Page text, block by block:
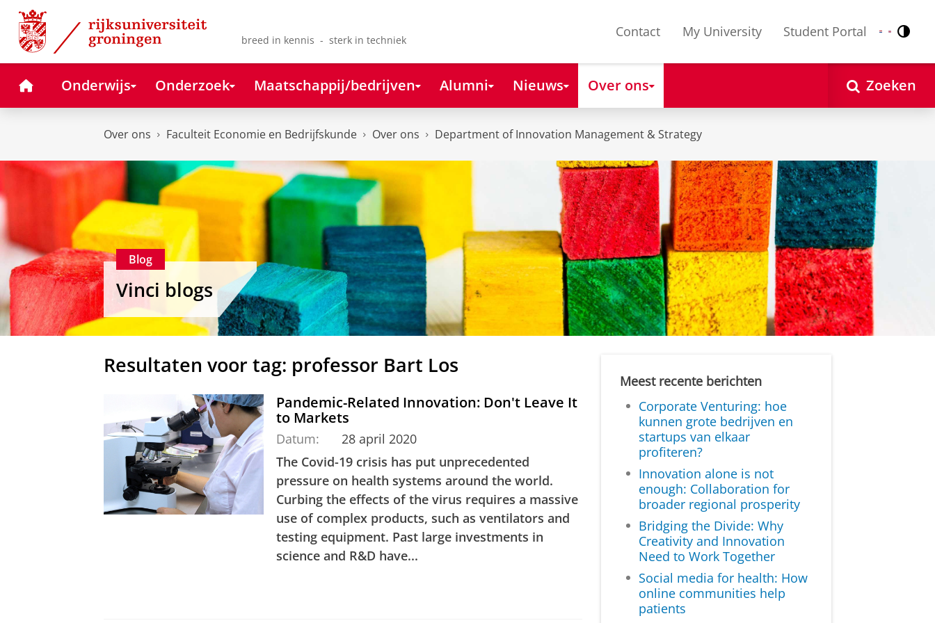
Skip
Content
Skip
Navigation
breed in kennis - sterk in techniek
Contact My University Student Portal Nederlands
English
HomeOnderwijs Onderzoek Maatschappij/bedrijven Alumni Nieuws Over ons Zoeken
Over ons Faculteit Economie en Bedrijfskunde Over ons Department of Innovation Management & Strategy
Blog
Vinci blogs
Resultaten voor tag: professor Bart Los
Pandemic-Related Innovation: Don't Leave It
to Markets
Datum:
28 april 2020
The Covid-19 crisis has put unprecedented
pressure on health systems around the world.
Curbing the effects of the virus requires a massive
use of complex products, such as ventilators and
testing equipment. Past large investments in
science and R&D have...
Meest recente berichten
Corporate Venturing: hoe
kunnen grote bedrijven en
startups van elkaar
profiteren?
Innovation alone is not
enough: Collaboration for
broader regional prosperity
Bridging the Divide: Why
Creativity and Innovation
Need to Work Together
Social media for health: How
online communities help
patients